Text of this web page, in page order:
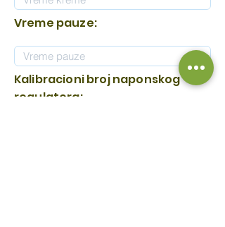
Vreme pauze:
Kalibracioni broj naponskog
regulatora: